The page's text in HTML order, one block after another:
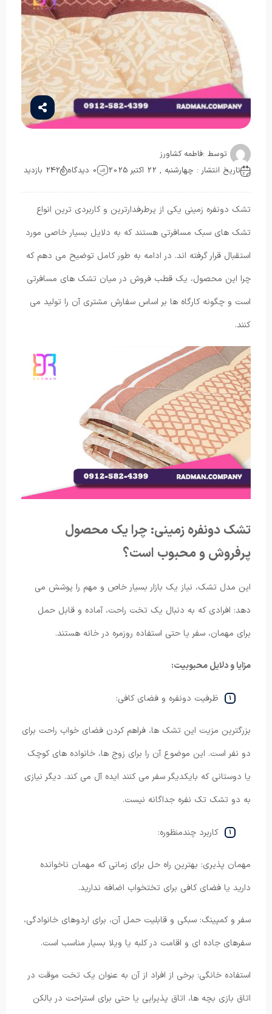
توسط :فاطمه کشاورز
تاریخ انتشار : چهارشنبه , 22 اکتبر 2025
0 دیدگاه 242 بازدید
تشک دونفره زمینی یکی از پرطرفدارترین و کاربردی ترین انواع
تشک های سبک مسافرتی هستند که به دلایل بسیار خاصی مورد
استقبال قرار گرفته اند. در ادامه به طور کامل توضیح می دهم که
چرا این محصول، یک قطب فروش در میان تشک های مسافرتی
است و چگونه کارگاه ها بر اساس سفارش مشتری آن را تولید می
کنند.
تشک دونفره زمینی: چرا یک محصول
پرفروش و محبوب است؟
این مدل تشک، نیاز یک بازار بسیار خاص و مهم را پوشش می
دهد: افرادی که به دنبال یک تخت راحت، آماده و قابل حمل
برای مهمان، سفر یا حتی استفاده روزمره در خانه هستند.
مزایا و دلایل محبوبیت:
ظرفیت دونفره و فضای کافی:
بزرگترین مزیت این تشک ها، فراهم کردن فضای خواب راحت برای
دو نفر است. این موضوع آن را برای زوج ها، خانواده های کوچک
یا دوستانی که بایکدیگر سفر می کنند ایده آل می کند. دیگر نیازی
به دو تشک تک نفره جداگانه نیست.
کاربرد چندمنظوره:
مهمان پذیری: بهترین راه حل برای زمانی که مهمان ناخوانده
دارید یا فضای کافی برای تختخواب اضافه ندارید.
سفر و کمپینگ: سبکی و قابلیت حمل آن، برای اردوهای خانوادگی،
سفرهای جاده ای و اقامت در کلبه یا ویلا بسیار مناسب است.
استفاده خانگی: برخی از افراد از آن به عنوان یک تخت موقت در
اتاق بازی بچه ها، اتاق پذیرایی یا حتی برای استراحت در بالکن